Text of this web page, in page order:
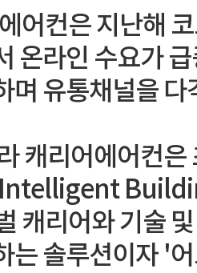
어컨은 지난해
온라인 수요가
며 유통채널을 다
캐리어에어컨
캐리어와 기술
는 솔루션이자 '